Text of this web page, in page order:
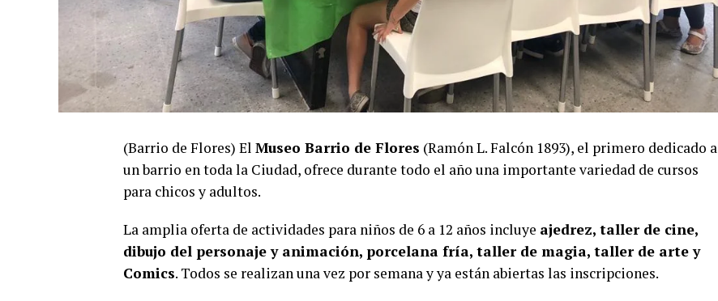
(Barrio de Flores) El Museo Barrio de Flores (Ramón L. Falcón 1893), el primero dedicado a
un barrio en toda la Ciudad, ofrece durante todo el año una importante variedad de cursos
para chicos y adultos.
La amplia oferta de actividades para niños de 6 a 12 años incluye ajedrez, taller de cine,
dibujo del personaje y animación, porcelana fría, taller de magia, taller de arte y
Comics. Todos se realizan una vez por semana y ya están abiertas las inscripciones.